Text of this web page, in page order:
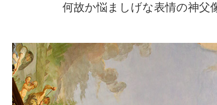
何故か悩ましげな表情の神父